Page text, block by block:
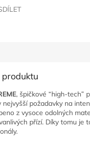
, špičkové “high-tech”
nejvyšší požadavky na
z vysoce odolných
přízí. Díky tomu je